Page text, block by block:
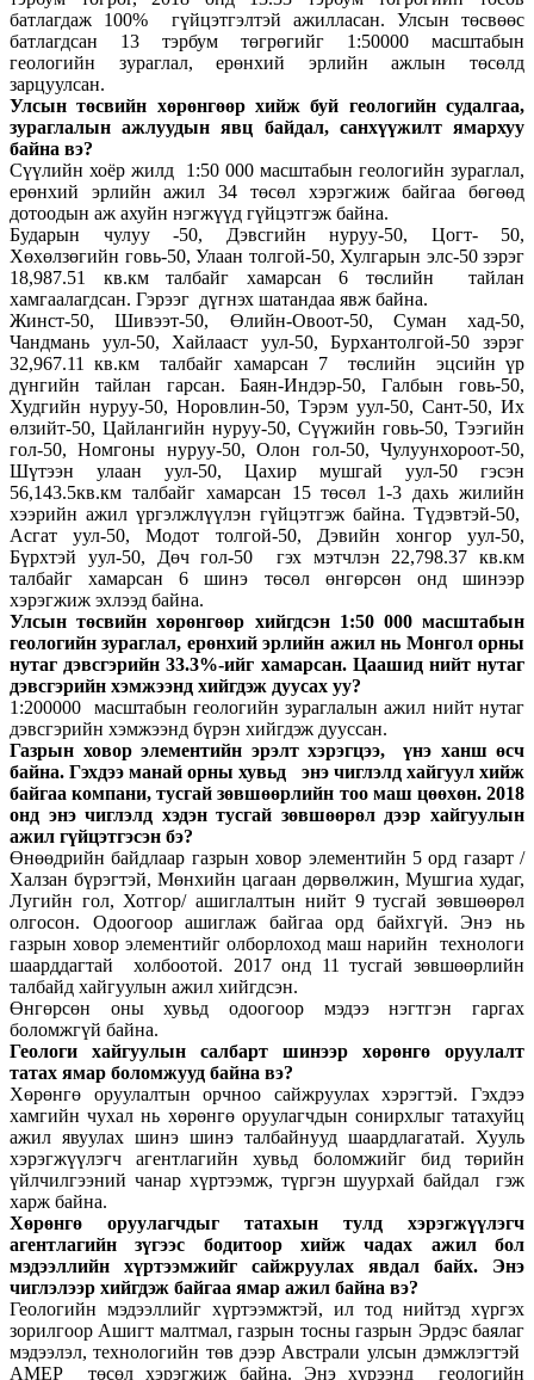
батлагдаж 100% гүйцэтгэлтэй ажилласан. Улсын төсвөөс
батлагдсан 13 тэрбум төгрөгийг 1:50000 масштабын
геологийн зураглал, ерөнхий эрлийн ажлын төсөлд
зарцуулсан.
Улсын төсвийн хөрөнгөөр хийж буй геологийн судалгаа,
зураглалын ажлуудын явц байдал, санхүүжилт ямархуу
байна вэ?
Сүүлийн хоёр жилд 1:50 000 масштабын геологийн зураглал,
ерөнхий эрлийн ажил 34 төсөл хэрэгжиж байгаа бөгөөд
дотоодын аж ахуйн нэгжүүд гүйцэтгэж байна.
Бударын чулуу -50, Дэвсгийн нуруу-50, Цогт- 50,
Хөхөлзөгийн говь-50, Улаан толгой-50, Хулгарын элс-50 зэрэг
18,987.51 кв.км талбайг хамарсан 6 төслийн тайлан
хамгаалагдсан. Гэрээг дүгнэх шатандаа явж байна.
Жинст-50, Шивээт-50, Өлийн-Овоот-50, Суман хад-50,
Чандмань уул-50, Хайлааст уул-50, Бурхантолгой-50 зэрэг
32,967.11 кв.км талбайг хамарсан 7 төслийн эцсийн үр
дүнгийн тайлан гарсан. Баян-Индэр-50, Галбын говь-50,
Худгийн нуруу-50, Норовлин-50, Тэрэм уул-50, Сант-50, Их
өлзийт-50, Цайлангийн нуруу-50, Сүүжийн говь-50, Тээгийн
гол-50, Номгоны нуруу-50, Олон гол-50, Чулуунхороот-50,
Шүтээн улаан уул-50, Цахир мушгай уул-50 гэсэн
56,143.5кв.км талбайг хамарсан 15 төсөл 1-3 дахь жилийн
хээрийн ажил үргэлжлүүлэн гүйцэтгэж байна. Түдэвтэй-50,
Асгат уул-50, Модот толгой-50, Дэвийн хонгор уул-50,
Бүрхтэй уул-50, Дөч гол-50 гэх мэтчлэн 22,798.37 кв.км
талбайг хамарсан 6 шинэ төсөл өнгөрсөн онд шинээр
хэрэгжиж эхлээд байна.
Улсын төсвийн хөрөнгөөр хийгдсэн 1:50 000 масштабын
геологийн зураглал, ерөнхий эрлийн ажил нь Монгол орны
нутаг дэвсгэрийн 33.3%-ийг хамарсан. Цаашид нийт нутаг
дэвсгэрийн хэмжээнд хийгдэж дуусах уу?
1:200000 масштабын геологийн зураглалын ажил нийт нутаг
дэвсгэрийн хэмжээнд бүрэн хийгдэж дууссан.
Газрын ховор элементийн эрэлт хэрэгцээ, үнэ ханш өсч
байна. Гэхдээ манай орны хувьд энэ чиглэлд хайгуул хийж
байгаа компани, тусгай зөвшөөрлийн тоо маш цөөхөн. 2018
онд энэ чиглэлд хэдэн тусгай зөвшөөрөл дээр хайгуулын
ажил гүйцэтгэсэн бэ?
Өнөөдрийн байдлаар газрын ховор элементийн 5 орд газарт /
Халзан бүрэгтэй, Мөнхийн цагаан дөрвөлжин, Мушгиа худаг,
Лугийн гол, Хотгор/ ашиглалтын нийт 9 тусгай зөвшөөрөл
олгосон. Одоо­гоор ашиглаж байгаа орд байхгүй. Энэ нь
газрын ховор элементийг олборлоход маш нарийн технологи
шаарддагтай холбоотой. 2017 онд 11 тусгай зөвшөөрлийн
талбайд хайгуулын ажил хийгдсэн.
Өнгөрсөн оны хувьд одоогоор мэдээ нэгтгэн гаргах
боломжгүй байна.
Геологи хайгуулын салбарт шинээр хөрөнгө оруулалт
татах ямар боломжууд байна вэ?
Хөрөнгө оруулалтын орчноо сайжруулах хэрэгтэй. Гэхдээ
хамгийн чухал нь хөрөнгө оруулагчдын сонирхлыг татахуйц
ажил явуулах шинэ шинэ талбайнууд шаардлагатай. Хууль
хэрэгжүүлэгч агентлагийн хувьд боломжийг бид төрийн
үйлчилгээний чанар хүртээмж, түргэн шуурхай байдал гэж
харж байна.
Хөрөнгө оруулагчдыг татахын тулд хэрэгжүүлэгч
агентлагийн зүгээс бодитоор хийж чадах ажил бол
мэдээллийн хүртээмжийг сайжруулах явдал байх. Энэ
чиглэлээр хийгдэж байгаа ямар ажил байна вэ?
Геологийн мэдээллийг хүртээмжтэй, ил тод нийтэд хүргэх
зорилгоор Ашигт малтмал, газрын тосны газрын Эрдэс баялаг
мэдээлэл, технологийн төв дээр Австрали улсын дэмжлэгтэй
AMEP төсөл хэрэгжиж байна. Энэ хүрээнд геологийн